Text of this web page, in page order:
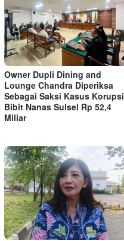
Owner Dupli Dining and
Lounge Chandra Diperiksa
Sebagai Saksi Kasus Korupsi
Bibit Nanas Sulsel Rp 52,4
Miliar